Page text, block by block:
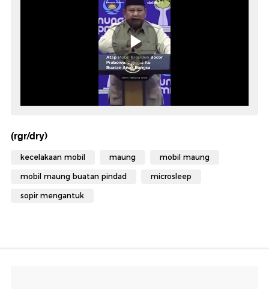
(rgr/dry)
kecelakaan mobil maung mobil maung
mobil maung buatan pindad microsleep
sopir mengantuk